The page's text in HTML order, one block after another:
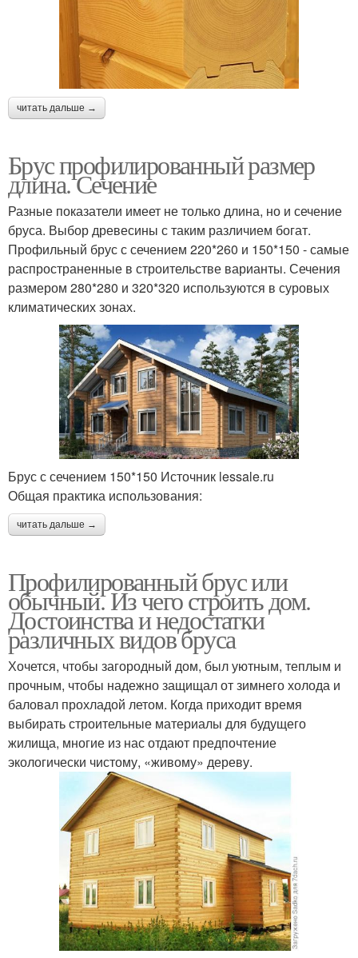
читать дальше →
Брус профилированный размер
длина. Сечение
Разные показатели имеет не только длина, но и сечение
бруса. Выбор древесины с таким различием богат.
Профильный брус с сечением 220*260 и 150*150 - самые
распространенные в строительстве варианты. Сечения
размером 280*280 и 320*320 используются в суровых
климатических зонах.
Брус с сечением 150*150 Источник lessale.ru
Общая практика использования:
читать дальше →
Профилированный брус или
обычный. Из чего строить дом.
Достоинства и недостатки
различных видов бруса
Хочется, чтобы загородный дом, был уютным, теплым и
прочным, чтобы надежно защищал от зимнего холода и
баловал прохладой летом. Когда приходит время
выбирать строительные материалы для будущего
жилища, многие из нас отдают предпочтение
экологически чистому, «живому» дереву.